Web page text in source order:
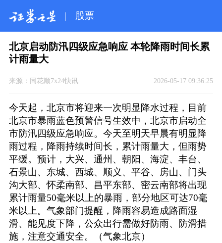
| 股票
北京启动防汛四级应急响应 本轮降雨时间长累
计雨量大
来源： 同花顺7x24快讯 2026-05-17 09:36:25
今天起，北京市将迎来一次明显降水过程，目前
北京市暴雨蓝色预警信号生效中，北京市启动全
市防汛四级应急响应。今天至明天早晨有明显降
雨过程，降雨持续时间长，累计雨量大，但雨势
平缓。预计，大兴、通州、朝阳、海淀、丰台、
石景山、东城、西城、顺义、平谷、房山、门头
沟大部、怀柔南部、昌平东部、密云南部将出现
累计雨量50毫米以上的暴雨，部分地区可达70毫
米以上。气象部门提醒，降雨容易造成路面湿
滑、能见度下降，公众出行需做好防雨、防滑措
施，注意交通安全。（气象北京）